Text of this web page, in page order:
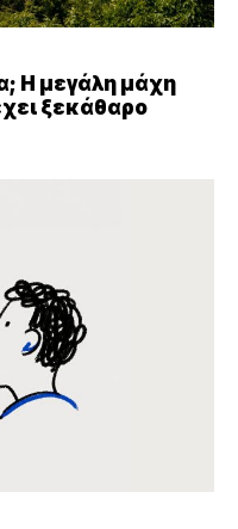
Η μεγάλη μάχη
ξεκάθαρο